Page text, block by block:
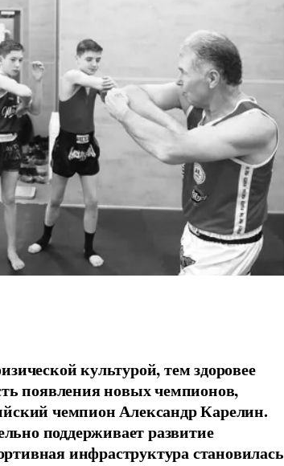
культурой, тем здоровее
появления новых чемпионов,
чемпион Александр Карелин.
поддерживает развитие
инфраструктура становилась